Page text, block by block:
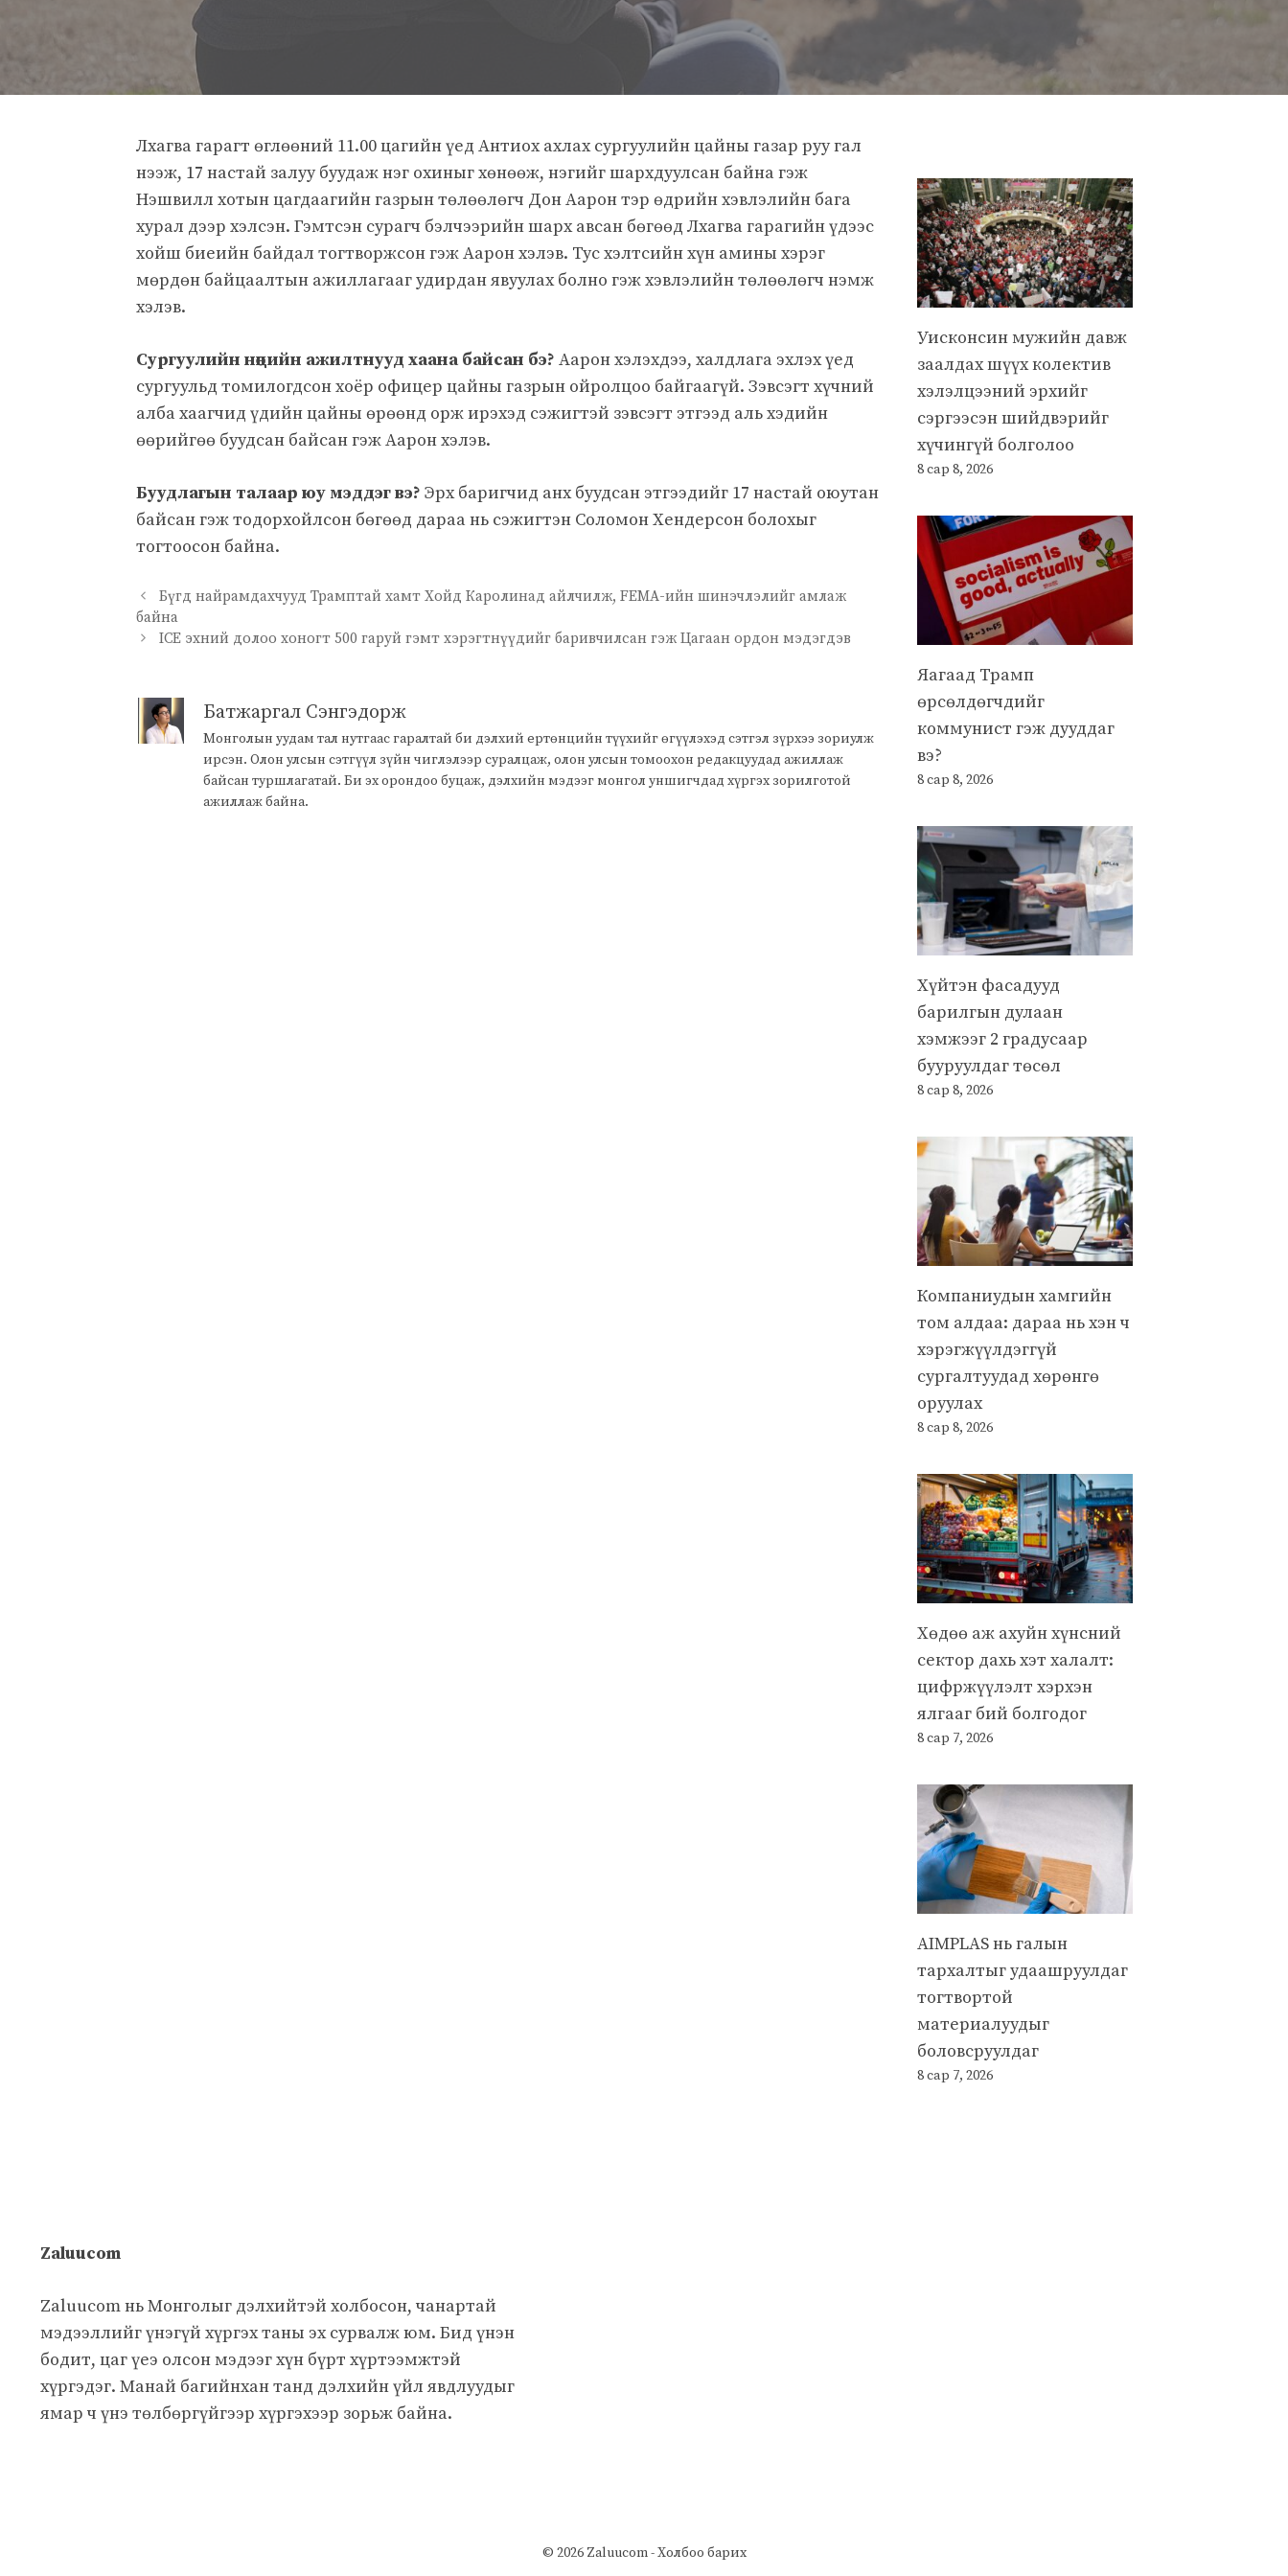
Лхагва гарагт өглөөний 11.00 цагийн үед Антиох ахлах сургуулийн цайны газар руу гал
нээж, 17 настай залуу буудаж нэг охиныг хөнөөж, нэгийг шархдуулсан байна гэж
Нэшвилл хотын цагдаагийн газрын төлөөлөгч Дон Аарон тэр өдрийн хэвлэлийн бага
хурал дээр хэлсэн. Гэмтсэн сурагч бэлчээрийн шарх авсан бөгөөд Лхагва гарагийн үдээс
хойш биеийн байдал тогтворжсон гэж Аарон хэлэв. Тус хэлтсийн хүн амины хэрэг
мөрдөн байцаалтын ажиллагааг удирдан явуулах болно гэж хэвлэлийн төлөөлөгч нэмж
хэлэв.
Сургуулийн нөөцийн ажилтнууд хаана байсан бэ? Аарон хэлэхдээ, халдлага эхлэх үед
сургуульд томилогдсон хоёр офицер цайны газрын ойролцоо байгаагүй. Зэвсэгт хүчний
алба хаагчид үдийн цайны өрөөнд орж ирэхэд сэжигтэй зэвсэгт этгээд аль хэдийн
өөрийгөө буудсан байсан гэж Аарон хэлэв.
Буудлагын талаар юу мэддэг вэ? Эрх баригчид анх буудсан этгээдийг 17 настай оюутан
байсан гэж тодорхойлсон бөгөөд дараа нь сэжигтэн Соломон Хендерсон болохыг
тогтоосон байна.
Бүгд найрамдахчууд Трамптай хамт Хойд Каролинад айлчилж, FEMA-ийн шинэчлэлийг амлаж
байна
ICE эхний долоо хоногт 500 гаруй гэмт хэрэгтнүүдийг баривчилсан гэж Цагаан ордон мэдэгдэв
Батжаргал Сэнгэдорж
Монголын уудам тал нутгаас гаралтай би дэлхий ертөнцийн түүхийг өгүүлэхэд сэтгэл зүрхээ зориулж
ирсэн. Олон улсын сэтгүүл зүйн чиглэлээр суралцаж, олон улсын томоохон редакцуудад ажиллаж
байсан туршлагатай. Би эх орондоо буцаж, дэлхийн мэдээг монгол уншигчдад хүргэх зорилготой
ажиллаж байна.
Уисконсин мужийн давж
заалдах шүүх колектив
хэлэлцээний эрхийг
сэргээсэн шийдвэрийг
хүчингүй болголоо
8 сар 8, 2026
Яагаад Трамп
өрсөлдөгчдийг
коммунист гэж дууддаг
вэ?
8 сар 8, 2026
Хүйтэн фасадууд
барилгын дулаан
хэмжээг 2 градусаар
бууруулдаг төсөл
8 сар 8, 2026
Компаниудын хамгийн
том алдаа: дараа нь хэн ч
хэрэгжүүлдэггүй
сургалтуудад хөрөнгө
оруулах
8 сар 8, 2026
Хөдөө аж ахуйн хүнсний
сектор дахь хэт халалт:
цифржүүлэлт хэрхэн
ялгааг бий болгодог
8 сар 7, 2026
AIMPLAS нь галын
тархалтыг удаашруулдаг
тогтвортой
материалуудыг
боловсруулдаг
8 сар 7, 2026
Zaluucom
Zaluucom нь Монголыг дэлхийтэй холбосон, чанартай
мэдээллийг үнэгүй хүргэх таны эх сурвалж юм. Бид үнэн
бодит, цаг үеэ олсон мэдээг хүн бүрт хүртээмжтэй
хүргэдэг. Манай багийнхан танд дэлхийн үйл явдлуудыг
ямар ч үнэ төлбөргүйгээр хүргэхээр зорьж байна.
© 2026 Zaluucom -Холбоо барих